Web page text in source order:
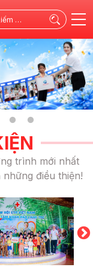
kiếm
cho:
trình mới nhất
điều thiện!